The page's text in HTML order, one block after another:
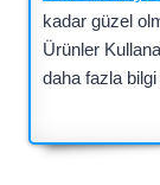
kadar güzel
Ürünler
daha fazla